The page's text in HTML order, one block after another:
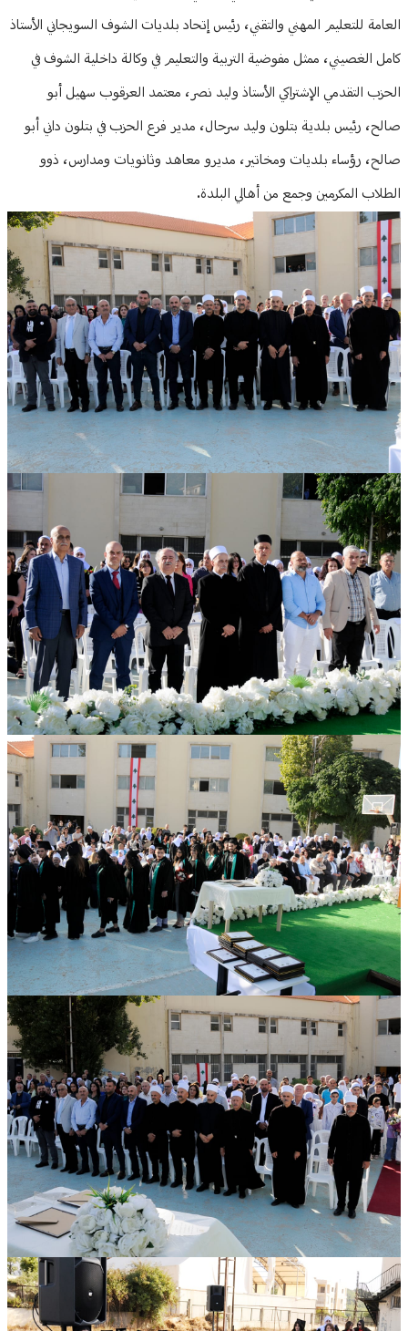
العامة للتعليم المهني والتقني، رئيس إتحاد بلديات الشوف السويجاني الأستاذ
كامل الغصيني، ممثل مفوضية التربية والتعليم في وكالة داخلية الشوف في
الحزب التقدمي الإشتراكي الأستاذ وليد نصر، معتمد العرقوب سهيل أبو
صالح، رئيس بلدية بتلون وليد سرحال، مدير فرع الحزب في بتلون داني أبو
صالح، رؤساء بلديات ومخاتير، مديرو معاهد وثانويات ومدارس، ذوو
الطلاب المكرمين وجمع من أهالي البلدة.